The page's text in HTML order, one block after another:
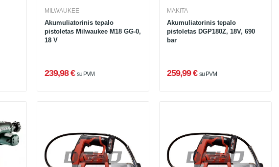
MILWAUKEE
Akumuliatorinis tepalo
pistoletas Milwaukee M18 GG-0,
18 V
239,98 € su PVM
MAKITA
Akumuliatorinis tepalo
pistoletas DGP180Z, 18V, 690
bar
259,99 € su PVM